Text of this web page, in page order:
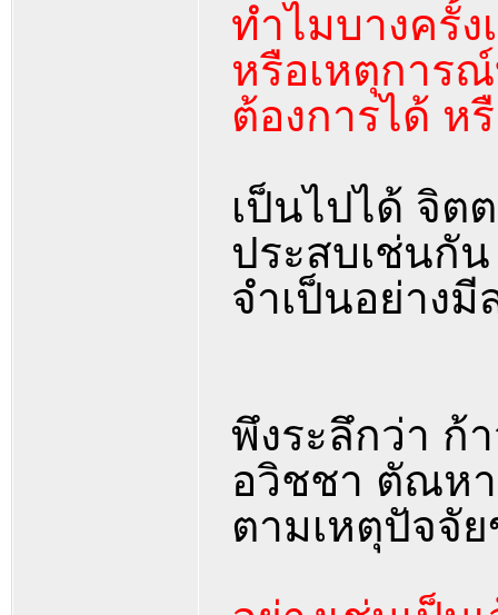
ทำไมบางครั้ง
หรือเหตุการณ์
ต้องการได้ ห
เป็นไปได้ จิต
ประสบเช่นกั
จำเป็นอย่าง
พึงระลึกว่า ก้
อวิชชา ตัณหา
ตามเหตุปัจจั